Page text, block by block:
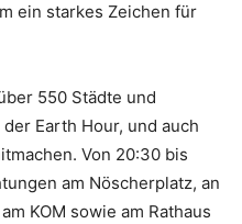
ein starkes Zeichen für
550 Städte und
Earth Hour, und auch
Von 20:30 bis
am Nöscherplatz, an
KOM sowie am Rathaus